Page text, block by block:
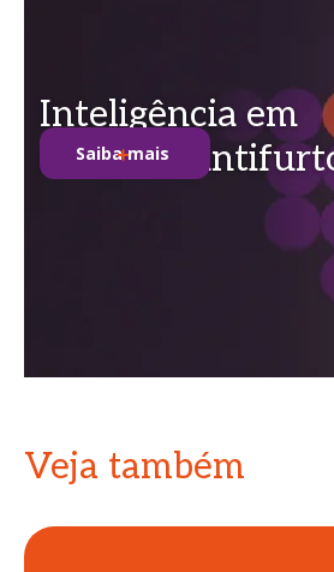
Inteligência em
soluções
Saiba mais
Veja também